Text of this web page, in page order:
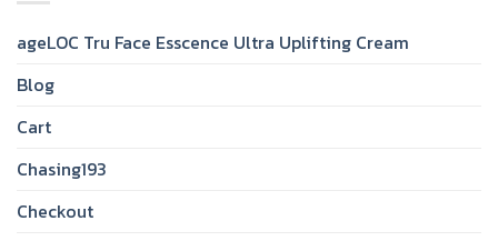
ageLOC Tru Face Esscence Ultra Uplifting Cream
Blog
Cart
Chasing193
Checkout